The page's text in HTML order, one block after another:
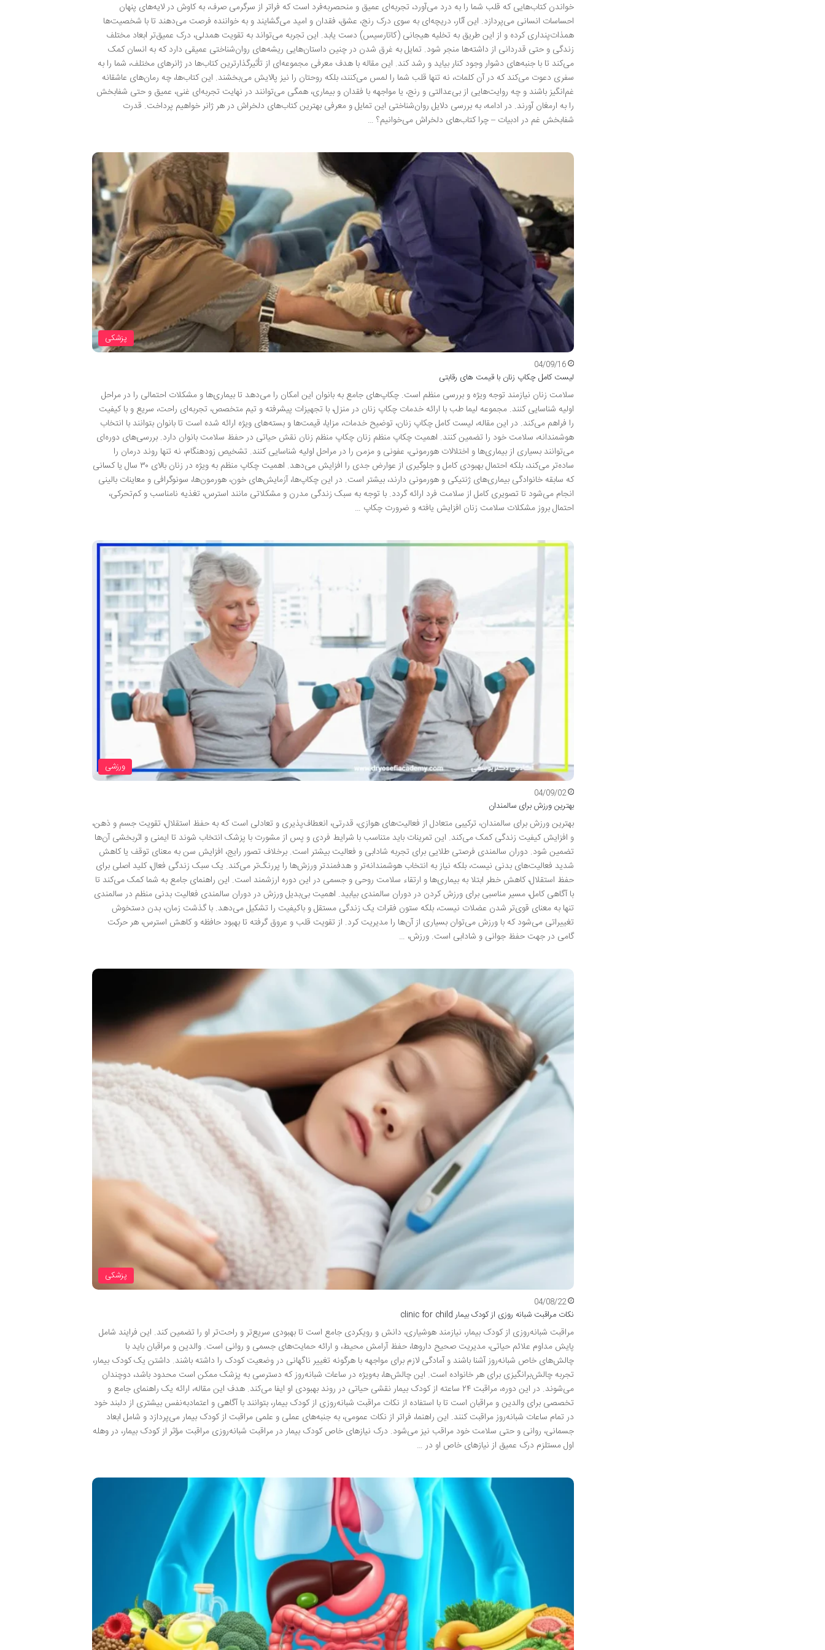
خواندن کتاب‌هایی که قلب شما را به درد می‌آورد، تجربه‌ای عمیق و منحصربه‌فرد است که فراتر از سرگرمی صرف، به کاوش در لایه‌های پنهان
احساسات انسانی می‌پردازد. این آثار، دریچه‌ای به سوی درک رنج، عشق، فقدان و امید می‌گشایند و به خواننده فرصت می‌دهند تا با شخصیت‌ها
همذات‌پنداری کرده و از این طریق به تخلیه هیجانی (کاتارسیس) دست یابد. این تجربه می‌تواند به تقویت همدلی، درک عمیق‌تر ابعاد مختلف
زندگی و حتی قدردانی از داشته‌ها منجر شود. تمایل به غرق شدن در چنین داستان‌هایی ریشه‌های روان‌شناختی عمیقی دارد که به انسان کمک
می‌کند تا با جنبه‌های دشوار وجود کنار بیاید و رشد کند. این مقاله با هدف معرفی مجموعه‌ای از تأثیرگذارترین کتاب‌ها در ژانرهای مختلف، شما را به
سفری دعوت می‌کند که در آن کلمات، نه تنها قلب شما را لمس می‌کنند، بلکه روحتان را نیز پالایش می‌بخشند. این کتاب‌ها، چه رمان‌های عاشقانه
غم‌انگیز باشند و چه روایت‌هایی از بی‌عدالتی و رنج، یا مواجهه با فقدان و بیماری، همگی می‌توانند در نهایت تجربه‌ای غنی، عمیق و حتی شفابخش
را به ارمغان آورند. در ادامه، به بررسی دلایل روان‌شناختی این تمایل و معرفی بهترین کتاب‌های دلخراش در هر ژانر خواهیم پرداخت. قدرت
شفابخش غم در ادبیات – چرا کتاب‌های دلخراش می‌خوانیم؟ …
پزشکی
04/09/16
لیست کامل چکاپ زنان با قیمت های رقابتی
سلامت زنان نیازمند توجه ویژه و بررسی منظم است. چکاپ‌های جامع به بانوان این امکان را می‌دهد تا بیماری‌ها و مشکلات احتمالی را در مراحل
اولیه شناسایی کنند. مجموعه لیما طب با ارائه خدمات چکاپ زنان در منزل، با تجهیزات پیشرفته و تیم متخصص، تجربه‌ای راحت، سریع و با کیفیت
را فراهم می‌کند. در این مقاله، لیست کامل چکاپ زنان، توضیح خدمات، مزایا، قیمت‌ها و بسته‌های ویژه ارائه شده است تا بانوان بتوانند با انتخاب
هوشمندانه، سلامت خود را تضمین کنند. اهمیت چکاپ منظم زنان چکاپ منظم زنان نقش حیاتی در حفظ سلامت بانوان دارد. بررسی‌های دوره‌ای
می‌توانند بسیاری از بیماری‌ها و اختلالات هورمونی، عفونی و مزمن را در مراحل اولیه شناسایی کنند. تشخیص زودهنگام، نه تنها روند درمان را
ساده‌تر می‌کند، بلکه احتمال بهبودی کامل و جلوگیری از عوارض جدی را افزایش می‌دهد. اهمیت چکاپ منظم به ویژه در زنان بالای ۳۰ سال یا کسانی
که سابقه خانوادگی بیماری‌های ژنتیکی و هورمونی دارند، بیشتر است. در این چکاپ‌ها، آزمایش‌های خون، هورمون‌ها، سونوگرافی و معاینات بالینی
انجام می‌شود تا تصویری کامل از سلامت فرد ارائه گردد. با توجه به سبک زندگی مدرن و مشکلاتی مانند استرس، تغذیه نامناسب و کم‌تحرکی،
احتمال بروز مشکلات سلامت زنان افزایش یافته و ضرورت چکاپ …
ورزشی
04/09/02
بهترین ورزش برای سالمندان
بهترین ورزش برای سالمندان، ترکیبی متعادل از فعالیت‌های هوازی، قدرتی، انعطاف‌پذیری و تعادلی است که به حفظ استقلال، تقویت جسم و ذهن،
و افزایش کیفیت زندگی کمک می‌کند. این تمرینات باید متناسب با شرایط فردی و پس از مشورت با پزشک انتخاب شوند تا ایمنی و اثربخشی آن‌ها
تضمین شود. دوران سالمندی فرصتی طلایی برای تجربه شادابی و فعالیت بیشتر است. برخلاف تصور رایج، افزایش سن به معنای توقف یا کاهش
شدید فعالیت‌های بدنی نیست، بلکه نیاز به انتخاب هوشمندانه‌تر و هدفمندتر ورزش‌ها را پررنگ‌تر می‌کند. یک سبک زندگی فعال، کلید اصلی برای
حفظ استقلال، کاهش خطر ابتلا به بیماری‌ها و ارتقاء سلامت روحی و جسمی در این دوره ارزشمند است. این راهنمای جامع به شما کمک می‌کند تا
با آگاهی کامل، مسیر مناسبی برای ورزش کردن در دوران سالمندی بیابید. اهمیت بی‌بدیل ورزش در دوران سالمندی فعالیت بدنی منظم در سالمندی
تنها به معنای قوی‌تر شدن عضلات نیست، بلکه ستون فقرات یک زندگی مستقل و باکیفیت را تشکیل می‌دهد. با گذشت زمان، بدن دستخوش
تغییراتی می‌شود که با ورزش می‌توان بسیاری از آن‌ها را مدیریت کرد. از تقویت قلب و عروق گرفته تا بهبود حافظه و کاهش استرس، هر حرکت
گامی در جهت حفظ جوانی و شادابی است. ورزش، …
پزشکی
04/08/22
نکات مراقبت شبانه روزی از کودک بیمار clinic for child
مراقبت شبانه‌روزی از کودک بیمار، نیازمند هوشیاری، دانش و رویکردی جامع است تا بهبودی سریع‌تر و راحت‌تر او را تضمین کند. این فرایند شامل
پایش مداوم علائم حیاتی، مدیریت صحیح داروها، حفظ آرامش محیط، و ارائه حمایت‌های جسمی و روانی است. والدین و مراقبان باید با
چالش‌های خاص شبانه‌روز آشنا باشند و آمادگی لازم برای مواجهه با هرگونه تغییر ناگهانی در وضعیت کودک را داشته باشند. داشتن یک کودک بیمار،
تجربه چالش‌برانگیزی برای هر خانواده است. این چالش‌ها، به‌ویژه در ساعات شبانه‌روز که دسترسی به پزشک ممکن است محدود باشد، دوچندان
می‌شوند. در این دوره، مراقبت ۲۴ ساعته از کودک بیمار نقشی حیاتی در روند بهبودی او ایفا می‌کند. هدف این مقاله، ارائه یک راهنمای جامع و
تخصصی برای والدین و مراقبان است تا با استفاده از نکات مراقبت شبانه‌روزی از کودک بیمار، بتوانند با آگاهی و اعتمادبه‌نفس بیشتری از دلبند خود
در تمام ساعات شبانه‌روز مراقبت کنند. این راهنما، فراتر از نکات عمومی، به جنبه‌های عملی و علمی مراقبت از کودک بیمار می‌پردازد و شامل ابعاد
جسمانی، روانی و حتی سلامت خود مراقب نیز می‌شود. درک نیازهای خاص کودک بیمار در مراقبت شبانه‌روزی مراقبت مؤثر از کودک بیمار، در وهله
اول مستلزم درک عمیق از نیازهای خاص او در …